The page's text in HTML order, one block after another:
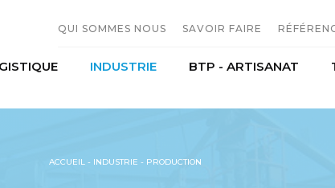
QUI SOMMES NOUS
Moyens humains
SAVOIR FAIRE
Serrurerie
INDUSTRIE
Agroalimentaire
BTP - ARTISANAT
ACCUEIL- INDUSTRIE - PRODUCTION